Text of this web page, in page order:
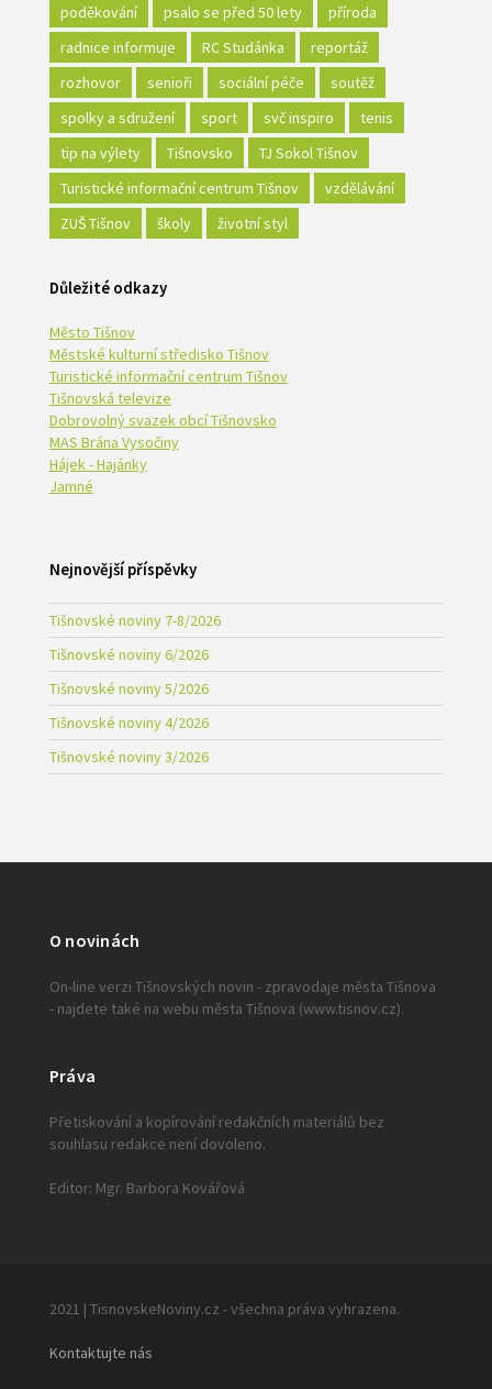
poděkování
psalo se před 50 lety
příroda
radnice informuje
RC Studánka
reportáž
rozhovor
senioři sociální péče
soutěž
spolky a sdružení
sport svč inspiro
tenis
tip na výlety
Tišnovsko
TJ Sokol Tišnov
Turistické informační centrum Tišnov
vzdělávání
ZUŠ Tišnov
školy životní styl
Důležité odkazy
Město Tišnov
Městské kulturní středisko Tišnov
Turistické informační centrum Tišnov
Tišnovská televize
Dobrovolný svazek obcí Tišnovsko
MAS Brána Vysočiny
Hájek - Hajánky
Jamné
Nejnovější příspěvky
Tišnovské noviny 7-8/2026
Tišnovské noviny 6/2026
Tišnovské noviny 5/2026
Tišnovské noviny 4/2026
Tišnovské noviny 3/2026
O novinách
On-line verzi Tišnovských novin - zpravodaje města Tišnova
- najdete také na webu města Tišnova (www.tisnov.cz).
Práva
Přetiskování a kopírování redakčních materiálů bez
souhlasu redakce není dovoleno.
Editor: Mgr. Barbora Kovářová
2021 | TisnovskeNoviny.cz - všechna práva vyhrazena.
Kontaktujte nás